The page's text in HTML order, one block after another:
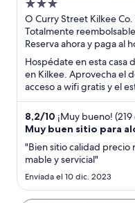
3
out
of
5
O Curry Street Kilkee Co.
Totalmente reembolsable
Reserva ahora y paga al
Hospédate en esta casa
en Kilkee. Aprovecha el
acceso a wifi gratis y el
Estarás muy cerca ...
8,2/10 ¡Muy bueno!
Muy buen sitio para
"Bien sitio calidad precio
mable y servicial"
Enviada el 10 dic. 2023